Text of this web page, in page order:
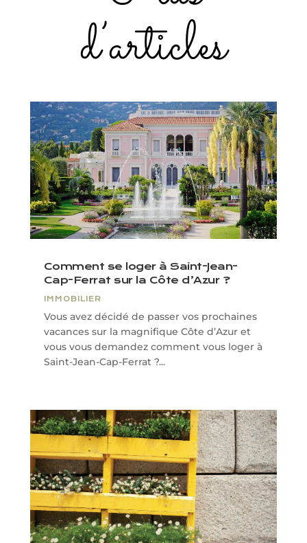
d’articles
Comment se loger à Saint-Jean-
Cap-Ferrat sur la Côte d’Azur ?
IMMOBILIER
Vous avez décidé de passer vos prochaines
vacances sur la magnifique Côte d’Azur et
vous vous demandez comment vous loger à
Saint-Jean-Cap-Ferrat ?...